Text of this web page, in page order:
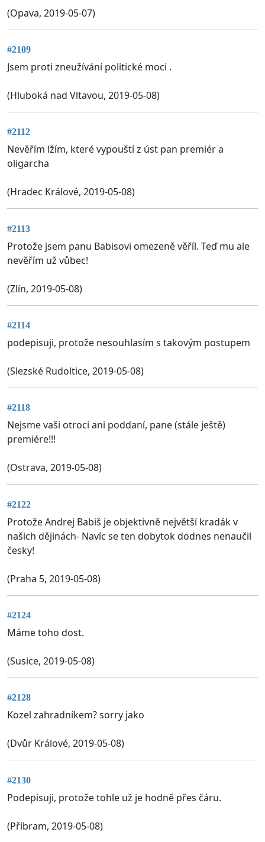
(Opava, 2019-05-07)
#2109
Jsem proti zneužívání politické moci .
(Hluboká nad Vltavou, 2019-05-08)
#2112
Nevěřím lžím, které vypouští z úst pan premiér a
oligarcha
(Hradec Králové, 2019-05-08)
#2113
Protože jsem panu Babisovi omezeně věříl. Teď mu ale
nevěřím už vůbec!
(Zlín, 2019-05-08)
#2114
podepisuji, protože nesouhlasím s takovým postupem
(Slezské Rudoltice, 2019-05-08)
#2118
Nejsme vaši otroci ani poddaní, pane (stále ještě)
premiére!!!
(Ostrava, 2019-05-08)
#2122
Protože Andrej Babiš je objektivně největší kradák v
našich dějinách- Navíc se ten dobytok dodnes nenaučil
česky!
(Praha 5, 2019-05-08)
#2124
Máme toho dost.
(Susice, 2019-05-08)
#2128
Kozel zahradníkem? sorry jako
(Dvůr Králové, 2019-05-08)
#2130
Podepisuji, protože tohle už je hodně přes čáru.
(Příbram, 2019-05-08)